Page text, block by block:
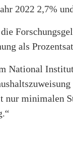
2022 2,7%
als
National
minimalen